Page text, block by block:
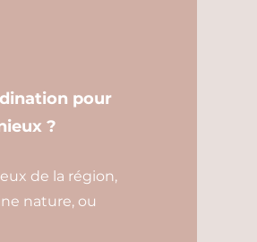
pour
?
de la région,
nature, ou